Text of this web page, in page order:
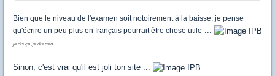
Bien que le niveau de l'examen soit notoirement à la baisse, je pense
qu'écrire un peu plus en français pourrait être chose utile
je dis ça ,je dis rien
Sinon, c'est vrai qu'il est joli ton site ...